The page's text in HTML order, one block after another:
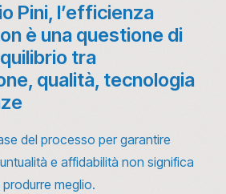
Pini, l’efficienza
è una questione di
tra
qualità, tecnologia
del processo per garantire
e affidabilità non significa
meglio.